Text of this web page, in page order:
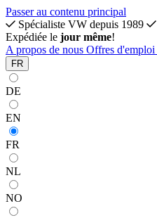
Passer au contenu principal
Spécialiste VW depuis 1989
Expédiée le jour même!
A propos de nous Offres d'emploi
FR
DE
EN
FR
NL
NO